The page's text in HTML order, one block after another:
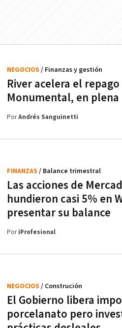
River acelera el
Monumental, en
NEGOCIOS / Finanzas y gestión
PorAndrés Sanguinetti
Las acciones de
hundieron casi 5% en
presentar su balance
FINANZAS / Balance trimestral
PoriProfesional
El Gobierno libera
porcelanato pero
NEGOCIOS / Construción